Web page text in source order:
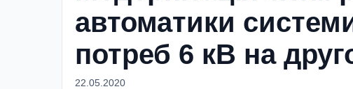
автоматики
потреб 6 кВ на
22.05.2020